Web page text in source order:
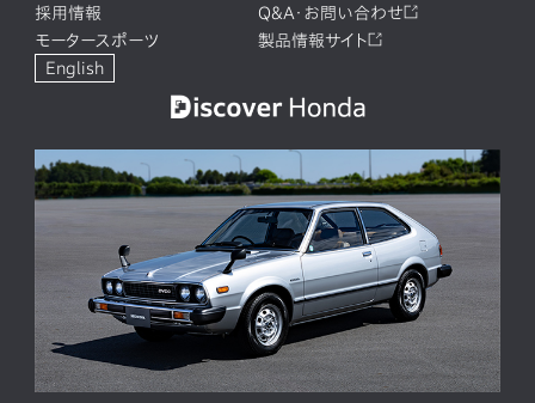
採用情報
Q&A・お問い合わせ
モータースポーツ
製品情報サイト
English